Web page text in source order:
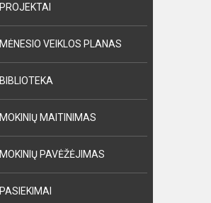
PROJEKTAI
MĖNESIO VEIKLOS PLANAS
BIBLIOTEKA
MOKINIŲ MAITINIMAS
MOKINIŲ PAVĖŽĖJIMAS
PASIEKIMAI